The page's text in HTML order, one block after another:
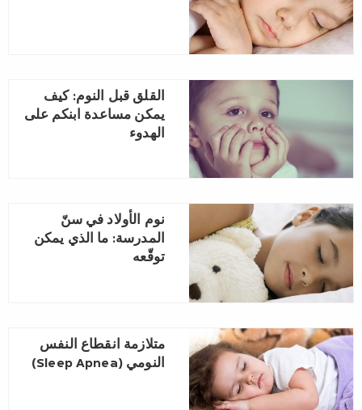
القلق قبل النوم: كيف
يمكن مساعدة ابنكم على
الهدوء
نوم الأولاد في سنّ
المدرسة: ما الذي يمكن
توقّعه
متلازمة انقطاع النفس
النومي (Sleep Apnea)